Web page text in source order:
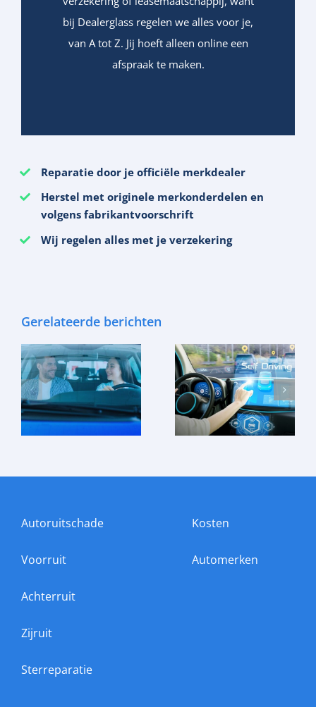
bij Dealerglass regelen we alles voor je,
van A tot Z. Jij hoeft alleen online een
afspraak te maken.
Reparatie door je officiële merkdealer
Herstel met originele merkonderdelen en
volgens fabrikantvoorschrift
Wij regelen alles met je verzekering
Gerelateerde berichten
Autoruitschade
Voorruit
Achterruit
Zijruit
Sterreparatie
Kosten
Automerken